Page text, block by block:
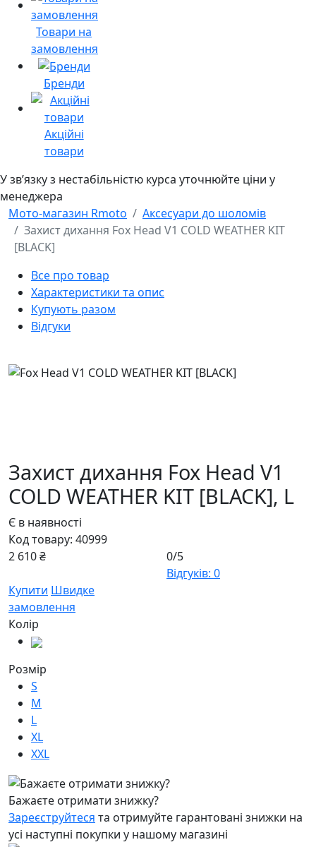
Товари на
замовлення
Бренди
Акційні
товари
У звʼязку з нестабільністю курса уточнюйте ціни у
менеджера
Мото-магазин Rmoto
Аксесуари до шоломів
Захист дихання Fox Head V1 COLD WEATHER KIT
[BLACK]
Все про товар
Характеристики та опис
Купують разом
Відгуки
Захист дихання Fox Head V1
COLD WEATHER KIT [BLACK], L
Є в наявності
Код товару: 40999
2 610 ₴
0/5
Відгуків: 0
Купити Швидке
замовлення
Колір
Розмір
S
M
L
XL
XXL
Бажаєте отримати знижку?
Зареєструйтеся та отримуйте гарантовані знижки на
усі наступні покупки у нашому магазині